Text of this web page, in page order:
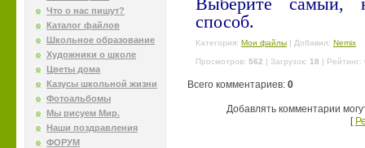
Что о нас пишут?
Каталог файлов
Школьное образование
Художники о школе
Цветы дома
Казусы школьной жизни
Фотоальбомы
Мы рисуем Мир.
Наши поздравления
ФОРУМ
Выберите самый,
способ.
Категория: Мои файлы | Добавил: Nemix
Просмотров: 562 | Загрузок: 18 | Рейтинг:
Всего комментариев: 0
Добавлять комментарии
[